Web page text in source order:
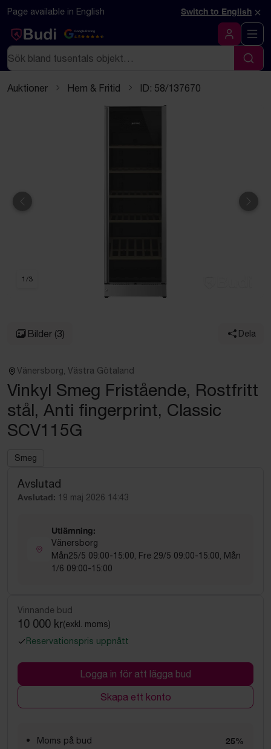
Hoppa till innehåll
Textbaserad (markdown) version av denna sida
Page available in English Switch to English ×
Google Rating
4.5
Logga in
Sök
Sök
Auktioner Hem & Fritid ID: 58/137670
Föregående
1 /3
Bilder (3) Dela
Vänersborg, Västra Götaland
Vinkyl Smeg Fristående, Rostfritt
stål, Anti fingerprint, Classic
SCV115G
Smeg
Avslutad
Avslutad: 19 maj 2026 14:43
Utlämning:
Vänersborg
Mån25/5 09:00-15:00, Fre 29/5 09:00-15:00, Mån
1/6 09:00-15:00
Vinnande bud
10 000 kr(exkl. moms)
Reservationspris uppnått
Logga in för att lägga bud
Skapa ett konto
Moms på bud 25%